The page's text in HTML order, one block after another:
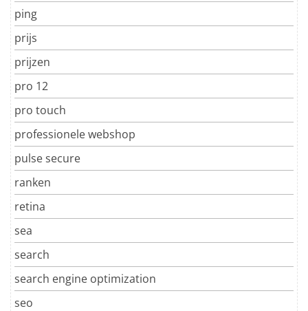
ping
prijs
prijzen
pro 12
pro touch
professionele webshop
pulse secure
ranken
retina
sea
search
search engine optimization
seo